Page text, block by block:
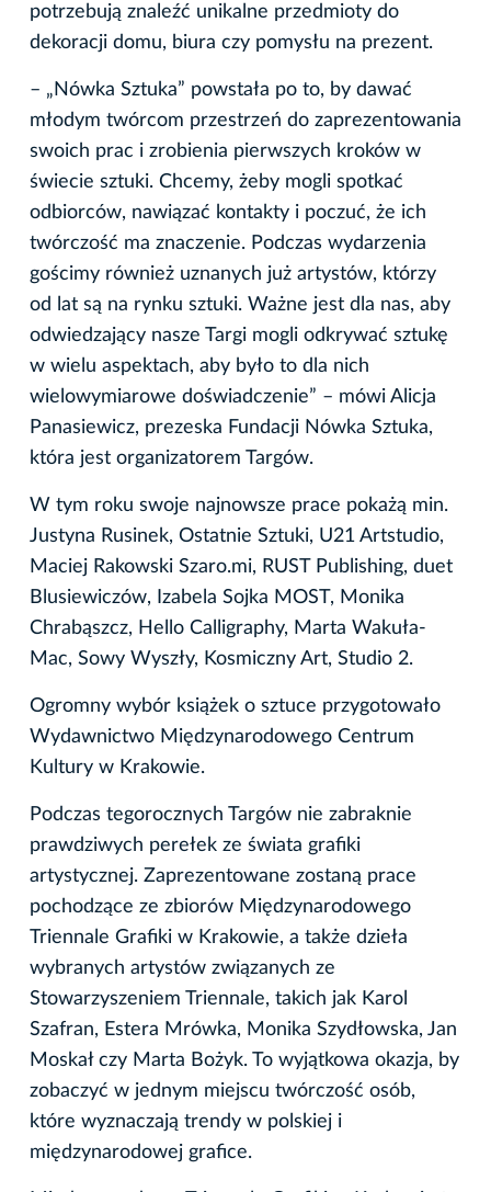
potrzebują znaleźć unikalne przedmioty do
dekoracji domu, biura czy pomysłu na prezent.
– „Nówka Sztuka” powstała po to, by dawać
młodym twórcom przestrzeń do zaprezentowania
swoich prac i zrobienia pierwszych kroków w
świecie sztuki. Chcemy, żeby mogli spotkać
odbiorców, nawiązać kontakty i poczuć, że ich
twórczość ma znaczenie. Podczas wydarzenia
gościmy również uznanych już artystów, którzy
od lat są na rynku sztuki. Ważne jest dla nas, aby
odwiedzający nasze Targi mogli odkrywać sztukę
w wielu aspektach, aby było to dla nich
wielowymiarowe doświadczenie” – mówi Alicja
Panasiewicz, prezeska Fundacji Nówka Sztuka,
która jest organizatorem Targów.
W tym roku swoje najnowsze prace pokażą min.
Justyna Rusinek, Ostatnie Sztuki, U21 Artstudio,
Maciej Rakowski Szaro.mi, RUST Publishing, duet
Blusiewiczów, Izabela Sojka MOST, Monika
Chrabąszcz, Hello Calligraphy, Marta Wakuła-
Mac, Sowy Wyszły, Kosmiczny Art, Studio 2.
Ogromny wybór książek o sztuce przygotowało
Wydawnictwo Międzynarodowego Centrum
Kultury w Krakowie.
Podczas tegorocznych Targów nie zabraknie
prawdziwych perełek ze świata grafiki
artystycznej. Zaprezentowane zostaną prace
pochodzące ze zbiorów Międzynarodowego
Triennale Grafiki w Krakowie, a także dzieła
wybranych artystów związanych ze
Stowarzyszeniem Triennale, takich jak Karol
Szafran, Estera Mrówka, Monika Szydłowska, Jan
Moskał czy Marta Bożyk. To wyjątkowa okazja, by
zobaczyć w jednym miejscu twórczość osób,
które wyznaczają trendy w polskiej i
międzynarodowej grafice.